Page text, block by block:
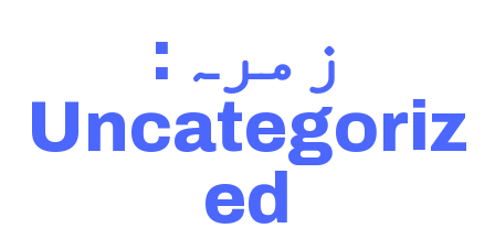
زمرہ:
Uncategoriz
ed